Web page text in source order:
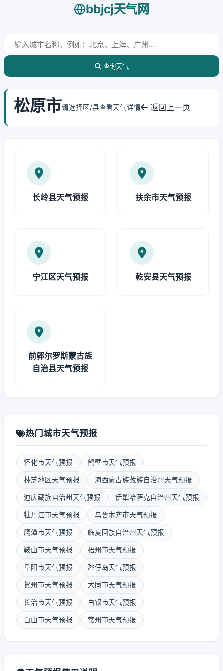
bbjcj天气网
查询天气
松原市请选择区/县查看天气详情 返回上一页
长岭县天气预报 扶余市天气预报
宁江区天气预报 乾安县天气预报
前郭尔罗斯蒙古族
自治县天气预报
热门城市天气预报
怀化市天气预报 鹤壁市天气预报
林芝地区天气预报 海西蒙古族藏族自治州天气预报
迪庆藏族自治州天气预报 伊犁哈萨克自治州天气预报
牡丹江市天气预报 乌鲁木齐市天气预报
鹰潭市天气预报 临夏回族自治州天气预报
鞍山市天气预报 梧州市天气预报
阜阳市天气预报 氹仔岛天气预报
贺州市天气预报 大同市天气预报
长治市天气预报 白银市天气预报
白山市天气预报 常州市天气预报